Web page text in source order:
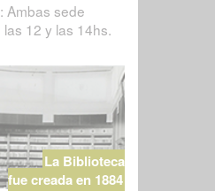
Ambas sede
12 y las 14hs.
La Biblioteca
fue creada en 1884